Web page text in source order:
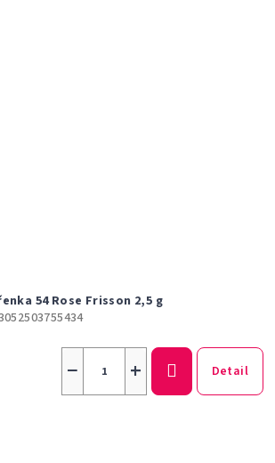
54 Rose Frisson 2,5 g
+
− Detail